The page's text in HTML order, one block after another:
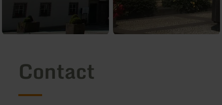
Contact